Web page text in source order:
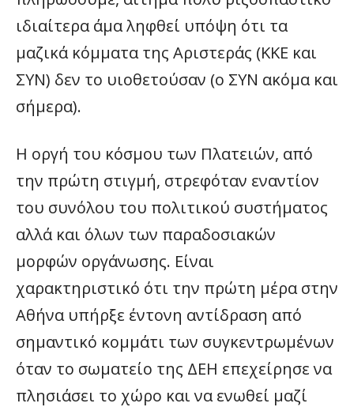
ιδιαίτερα άμα ληφθεί υπόψη ότι τα
μαζικά κόμματα της Αριστεράς (ΚΚΕ και
ΣΥΝ) δεν το υιοθετούσαν (ο ΣΥΝ ακόμα και
σήμερα).
Η οργή του κόσμου των Πλατειών, από
την πρώτη στιγμή, στρεφόταν εναντίον
του συνόλου του πολιτικού συστήματος
αλλά και όλων των παραδοσιακών
μορφών οργάνωσης. Είναι
χαρακτηριστικό ότι την πρώτη μέρα στην
Αθήνα υπήρξε έντονη αντίδραση από
σημαντικό κομμάτι των συγκεντρωμένων
όταν το σωματείο της ΔΕΗ επεχείρησε να
πλησιάσει το χώρο και να ενωθεί μαζί